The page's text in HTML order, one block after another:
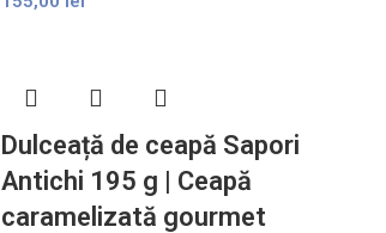
Dulceață de ceapă Sapori
Antichi 195 g | Ceapă
caramelizată gourmet